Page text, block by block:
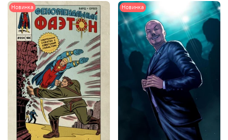
Новинка Новинка